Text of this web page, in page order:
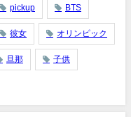
pickup BTS
彼女 オリンピック
旦那 子供